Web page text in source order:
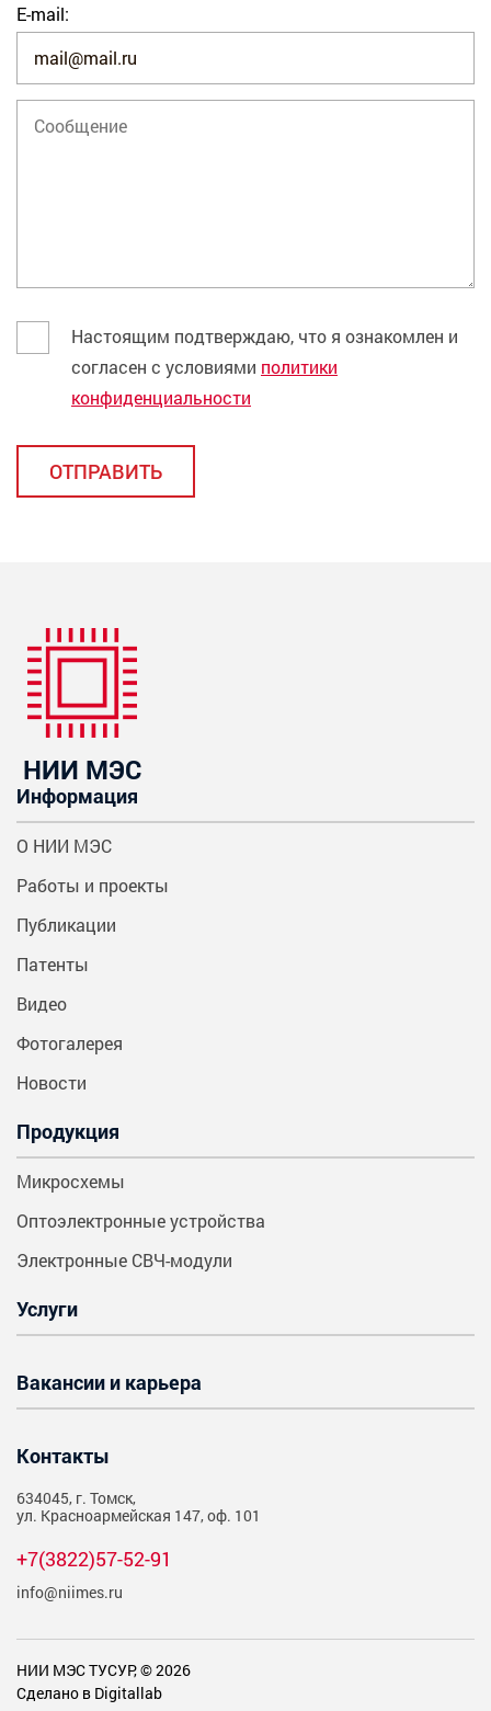
E-mail:
Настоящим подтверждаю, что я ознакомлен и
согласен с условиями политики
конфиденциальности
НИИ МЭС
Информация
О НИИ МЭС
Работы и проекты
Публикации
Патенты
Видео
Фотогалерея
Новости
Продукция
Микросхемы
Оптоэлектронные устройства
Электронные СВЧ-модули
Услуги
Вакансии и карьера
Контакты
634045, г. Томск,
ул. Красноармейская 147, оф. 101
+7(3822)57-52-91
info@niimes.ru
НИИ МЭС ТУСУР, © 2026
Сделано в Digitallab